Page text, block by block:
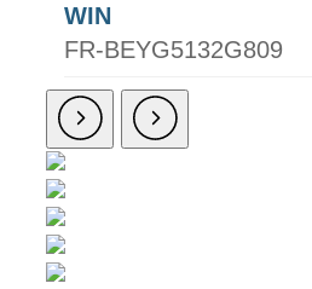
WIN
FR-BEYG5132G809